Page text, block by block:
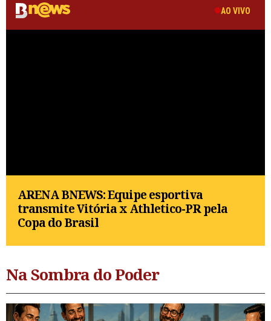
AO VIVO
ARENA BNEWS: Equipe esportiva
transmite Vitória x Athletico-PR pela
Copa do Brasil
Na Sombra do Poder